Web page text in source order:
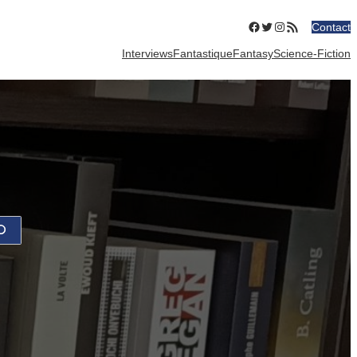
Facebook
Twitter
Instagram
Flux RSSContact
InterviewsFantastiqueFantasyScience-Fiction